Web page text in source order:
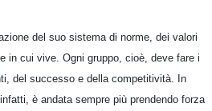
del suo sistema di norme, dei valori
in cui vive. Ogni gruppo, cioè, deve fare i
del successo e della competitività. In
è andata sempre più prendendo forza